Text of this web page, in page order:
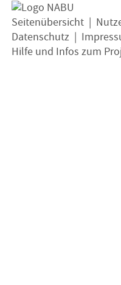
Seitenübersicht
Datenschutz
Hilfe und Infos zum